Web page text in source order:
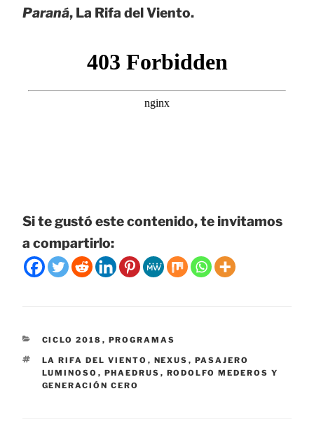
Paraná, La Rifa del Viento.
Si te gustó este contenido, te invitamos
a compartirlo:
CATEGORÍAS
CICLO 2018 , PROGRAMAS
ETIQUETAS
LA RIFA DEL VIENTO , NEXUS , PASAJERO
LUMINOSO , PHAEDRUS , RODOLFO MEDEROS Y
GENERACIÓN CERO